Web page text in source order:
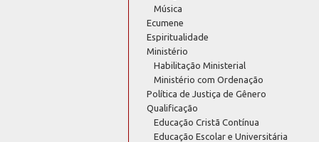
Música
Ecumene
Espiritualidade
Ministério
Habilitação Ministerial
Ministério com Ordenação
Política de Justiça de Gênero
Qualificação
Educação Cristã Contínua
Educação Escolar e Universitária